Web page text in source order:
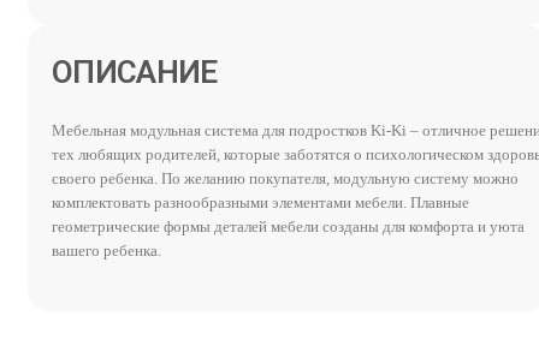
ОПИСАНИЕ
Мебельная модульная система для подростков Ki-Ki – отличное
тех любящих родителей, которые заботятся о психологическом
своего ребенка. По желанию покупателя, модульную систему можно
комплектовать разнообразными элементами мебели. Плавные
геометрические формы деталей мебели созданы для комфорта и уюта
вашего ребенка.